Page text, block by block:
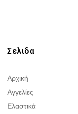
Σελιδα
Αρχική
Αγγελίες
Ελαστικά